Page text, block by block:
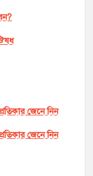
জেনে নিন
জেনে নিন